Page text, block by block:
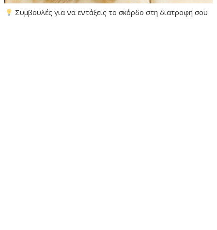
Συμβουλές για να εντάξεις το σκόρδο στη διατροφή σου